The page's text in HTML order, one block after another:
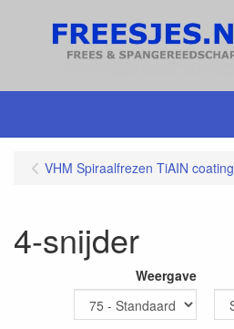
VHM Spiraalfrezen TiAIN coating
4-snijder
Weergave